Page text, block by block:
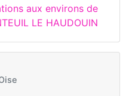
aux environs de
LE HAUDOUIN